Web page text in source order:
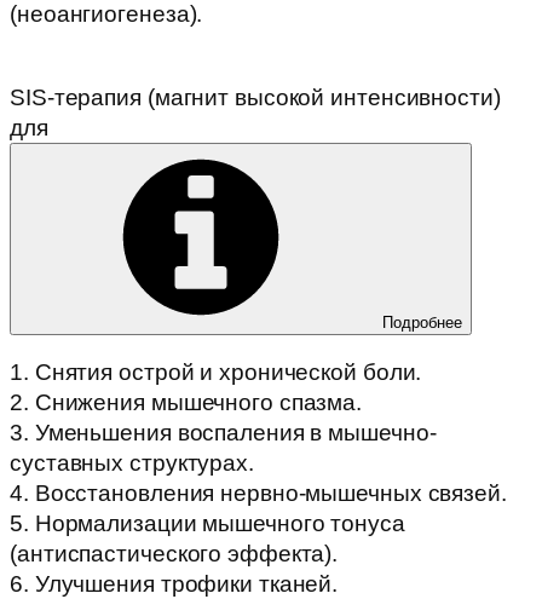
(неоангиогенеза).
SIS-терапия (магнит высокой интенсивности)
для
Подробнее
1. Снятия острой и хронической боли.
2. Снижения мышечного спазма.
3. Уменьшения воспаления в мышечно-
суставных структурах.
4. Восстановления нервно-мышечных связей.
5. Нормализации мышечного тонуса
(антиспастического эффекта).
6. Улучшения трофики тканей.